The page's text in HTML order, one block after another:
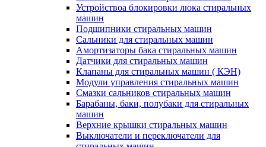
Устройствоа блокировки люка стиральных
машин
Подшипники стиральных машин
Сальники для стиральных машин
Амортизаторы бака стиральных машин
Датчики для стиральных машин
Клапаны для стиральных машин ( КЭН)
Модули управления стиральных машин
Смазки сальников стиральных машин
Барабаны, баки, полубаки для стиральных
машин
Верхние крышки стиральных машин
Выключатели и переключатели для